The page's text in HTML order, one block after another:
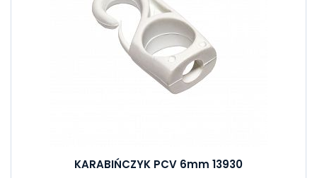
KARABIŃCZYK PCV 6mm 13930